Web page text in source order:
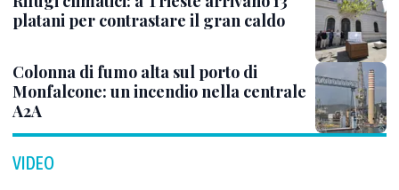
platani per contrastare il gran caldo
Colonna di fumo alta sul porto di
Monfalcone: un incendio nella centrale
A2A
VIDEO